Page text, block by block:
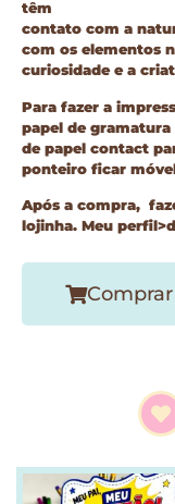
têm
contato com a
com os elementos
curiosidade e a
Para fazer a
papel de gramatura
de papel contact
ponteiro ficar
Após a compra,
lojinha. Meu
Comprar